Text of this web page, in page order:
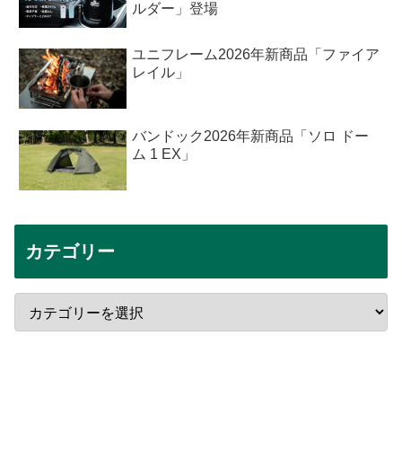
ルダー」登場
ユニフレーム2026年新商品「ファイア
レイル」
バンドック2026年新商品「ソロ ドー
ム 1 EX」
カテゴリー